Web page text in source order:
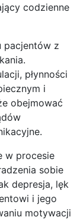
codzienne
pacjentów z
płynności
i
obejmować
w procesie
sobie
depresja, lęk
i jego
motywacji